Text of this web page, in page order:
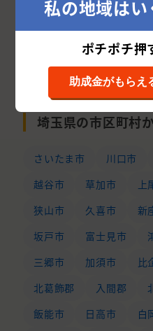
次の10
埼玉県の市区町村
さいたま市 川口市
越谷市
草加市 上
狭山市
久喜市 新
坂戸市
富士見市
三郷市
加須市 比
北葛飾郡
入間郡
飯能市
日高市 白
私の地域はい
ポチポチ押
助成金がもらえ